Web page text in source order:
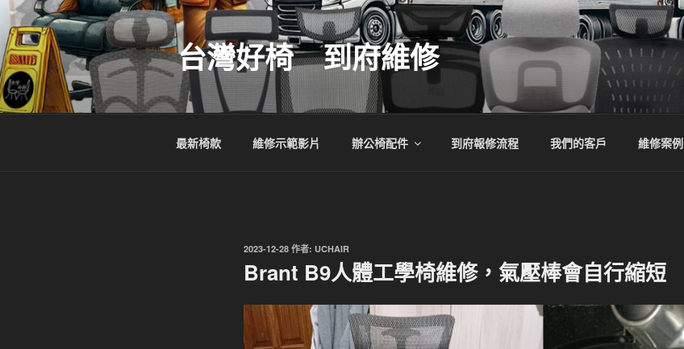
跳
至
主
要
內
容
台灣好椅 到府維修
最新椅款 維修示範影片 辦公椅配件 到府報修流程 我們的客戶 維修案例
發
於
2023-12-28 作者: UCHAIR
Brant B9人體工學椅維修，氣壓棒會自行縮短